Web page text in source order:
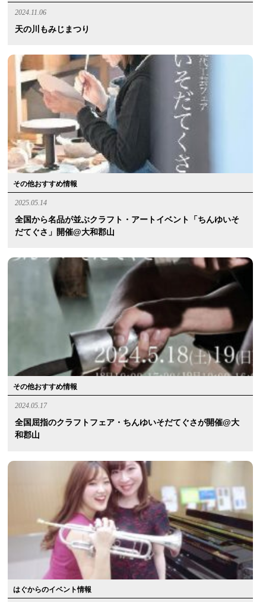
2024.11.06
天の川もみじまつり
その他おすすめ情報
2025.05.14
全国から名品が並ぶクラフト・アートイベント「ちんゆいそ
だてぐさ」開催@大和郡山
その他おすすめ情報
2024.05.17
全国屈指のクラフトフェア・ちんゆいそだてぐさが開催@大
和郡山
はぐからのイベント情報